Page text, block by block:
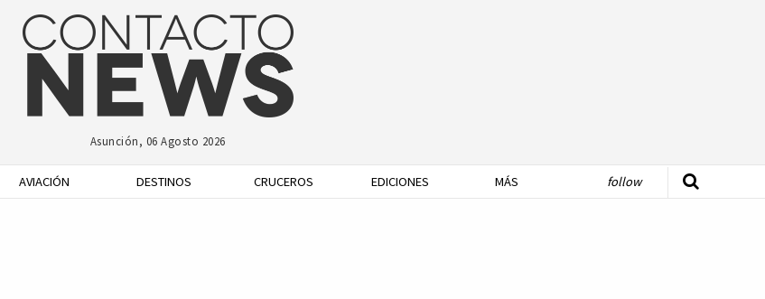
Asunción, 06 Agosto 2026
AVIACIÓN DESTINOS CRUCEROS EDICIONES MÁS follow